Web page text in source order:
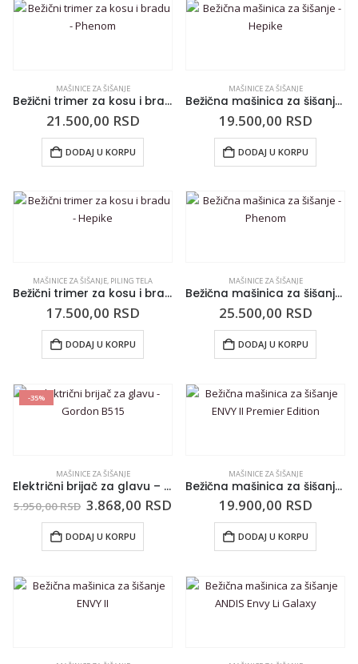
MAŠINICE ZA ŠIŠANJE
Bežični trimer za kosu i bradu – Phenom
21.500,00 RSD
DODAJ U KORPU
MAŠINICE ZA ŠIŠANJE
Bežična mašinica za šišanje – Hepike
19.500,00 RSD
DODAJ U KORPU
MAŠINICE ZA ŠIŠANJE, PILING TELA
Bežični trimer za kosu i bradu – Hepike
17.500,00 RSD
DODAJ U KORPU
MAŠINICE ZA ŠIŠANJE
Bežična mašinica za šišanje – Phenom
25.500,00 RSD
DODAJ U KORPU
-35%
MAŠINICE ZA ŠIŠANJE
Električni brijač za glavu – Gordon B515
5.950,00RSD 3.868,00 RSD
DODAJ U KORPU
MAŠINICE ZA ŠIŠANJE
Bežična mašinica za šišanje ENVY II Premier Edition
19.900,00 RSD
DODAJ U KORPU